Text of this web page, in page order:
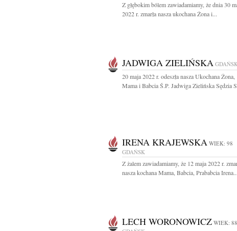
Z głębokim bólem zawiadamiamy, że dnia 30
2022 r. zmarła nasza ukochana Żona i...
JADWIGA ZIELIŃSKA
20 maja 2022 r. odeszła nasza Ukochana Żona,
Mama i Babcia Ś.P. Jadwiga Zielińska Sędzia
IRENA KRAJEWSKA WIEK: 98
GDAŃSK
Z żalem zawiadamiamy, że 12 maja 2022 r.
nasza kochana Mama, Babcia, Prababcia Irena...
LECH WORONOWICZ WIEK: 88